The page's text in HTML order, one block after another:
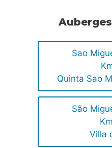
Sao
Quinta Sao
São
Villa